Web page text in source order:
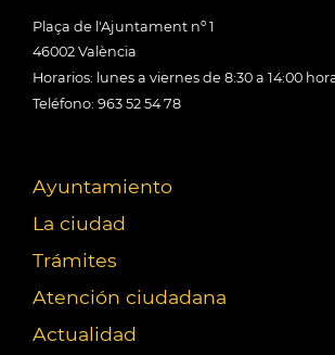
Plaça de l'Ajuntament nº 1
46002 València
Horarios: lunes a viernes de 8:30 a 14:00
Teléfono: 963 52 54 78
Ayuntamiento
La ciudad
Trámites
Atención ciudadana
Actualidad